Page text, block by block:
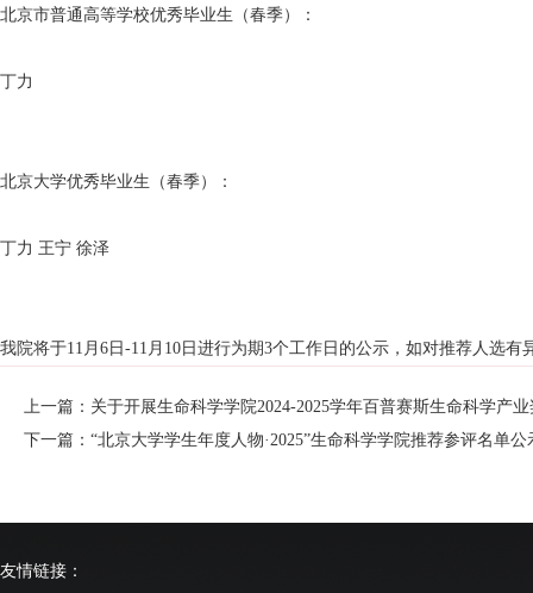
北京市普通高等学校优秀毕业生（春季）：
丁力
北京大学优秀毕业生（春季）：
丁力 王宁 徐泽
我院将于11月6日-11月10日进行为期3个工作日的公示，如对推荐人选有
上一篇：关于开展生命科学学院2024-2025学年百普赛斯生命科学产
下一篇：“北京大学学生年度人物·2025”生命科学学院推荐参评名单公
友情链接：